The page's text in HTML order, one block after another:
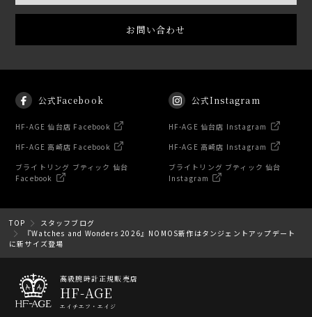
お問い合わせ
公式Facebook
HF-AGE 仙台店 Facebook
HF-AGE 高崎店 Facebook
ブライトリング ブティック 仙台
Facebook
公式Instagram
HF-AGE 仙台店 Instagram
HF-AGE 高崎店 Instagram
ブライトリング ブティック 仙台
Instagram
TOP
スタッフブログ
『Watches and Wonders 2026』NOMOS新作はタンジェントアップデート
に新サイズ登場
高級腕時計正規販売店
HF-AGE
エイチエフ・エイジ